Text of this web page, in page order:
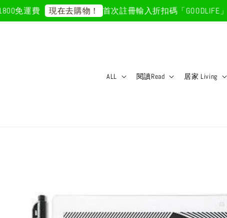
免運費 現在去購物！ 首次註冊輸入折扣碼「GOODLIFE」
ALL 閱讀Read 居家 Living